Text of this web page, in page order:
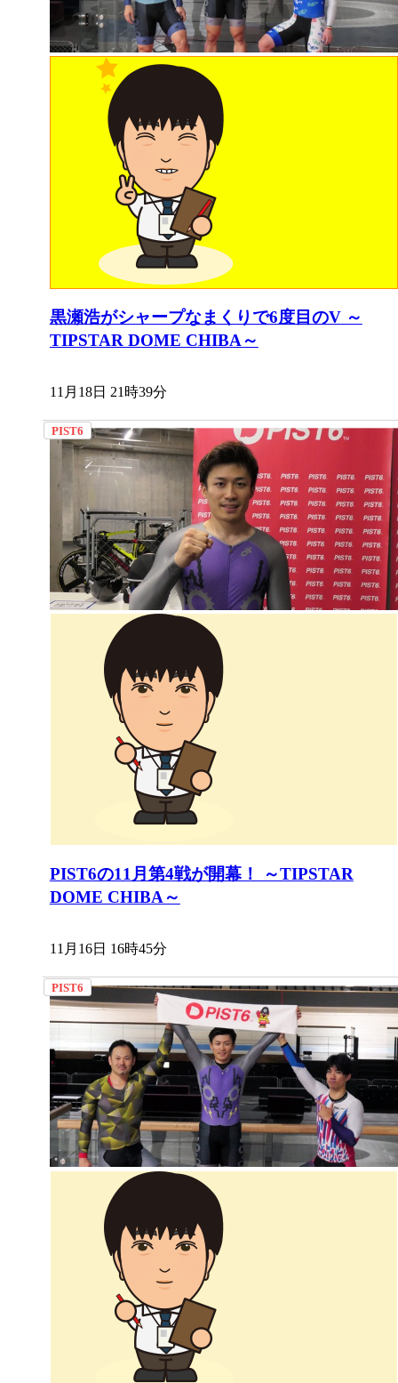
黒瀬浩がシャープなまくりで6度目のV ～
TIPSTAR DOME CHIBA～
11月18日 21時39分
PIST6の11月第4戦が開幕！ ～TIPSTAR
DOME CHIBA～
11月16日 16時45分